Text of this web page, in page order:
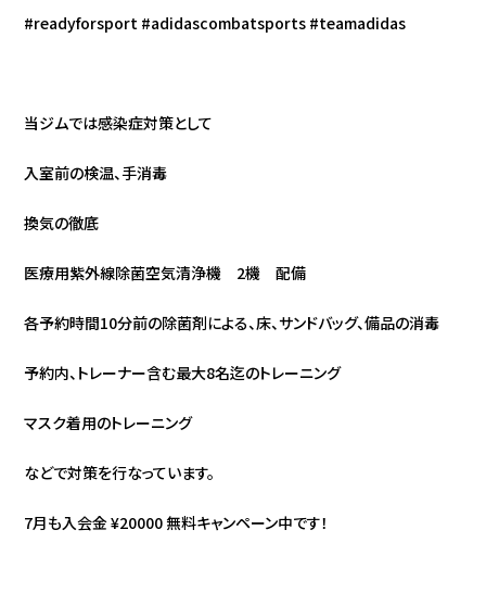
#readyforsport #adidascombatsports #teamadidas
当ジムでは感染症対策として
入室前の検温、手消毒
換気の徹底
医療用紫外線除菌空気清浄機 2機 配備
各予約時間10分前の除菌剤による、床、サンドバッグ、備品の消毒
予約内、トレーナー含む最大8名迄のトレーニング
マスク着用のトレーニング
などで対策を行なっています。
7月も入会金¥20000 無料キャンペーン中です！